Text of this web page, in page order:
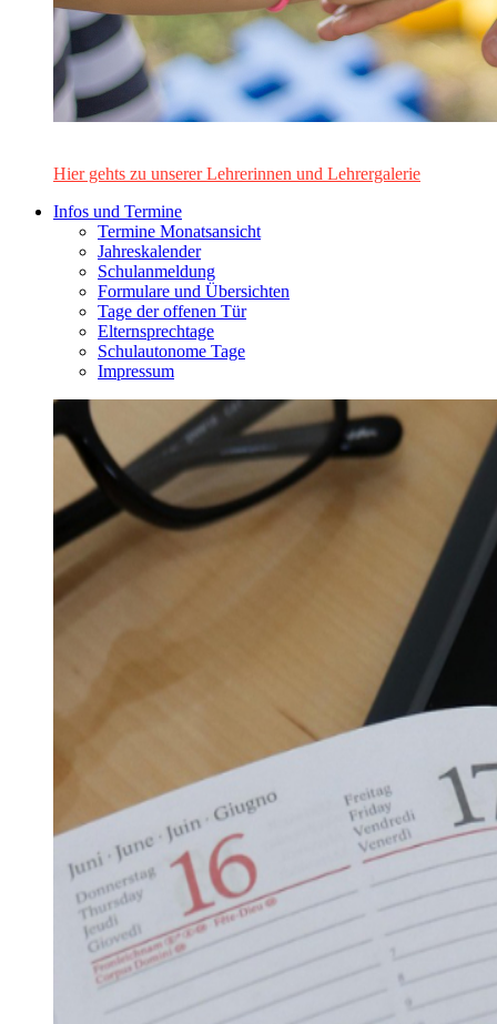
Hier gehts zu unserer Lehrerinnen und Lehrergalerie
Infos und Termine
Termine Monatsansicht
Jahreskalender
Schulanmeldung
Formulare und Übersichten
Tage der offenen Tür
Elternsprechtage
Schulautonome Tage
Impressum